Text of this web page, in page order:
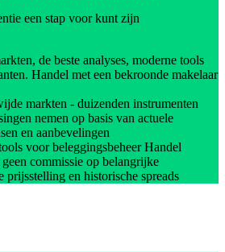
een stap voor kunt zijn
de beste analyses, moderne tools
Handel met een bekroonde makelaar
markten - duizenden instrumenten
nemen op basis van actuele
en aanbevelingen
voor beleggingsbeheer Handel
commissie op belangrijke
en historische spreads